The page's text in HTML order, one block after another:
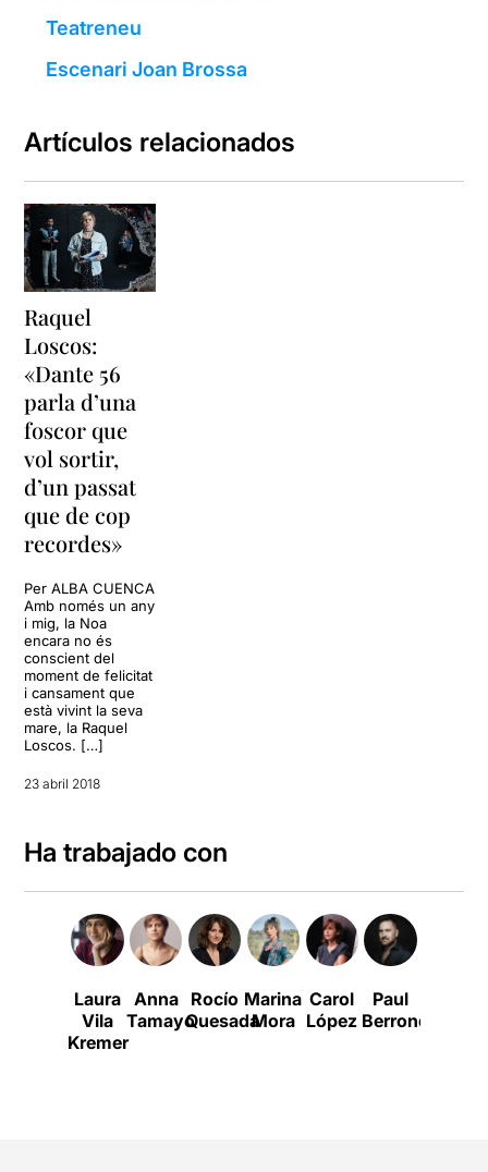
Teatreneu
Escenari Joan Brossa
Artículos relacionados
Raquel
Loscos:
«Dante 56
parla d’una
foscor que
vol sortir,
d’un passat
que de cop
recordes»
Per ALBA CUENCA
Amb només un any
i mig, la Noa
encara no és
conscient del
moment de felicitat
i cansament que
està vivint la seva
mare, la Raquel
Loscos. […]
23 abril 2018
Ha trabajado con
Laura
Vila
Kremer
Anna
Tamayo
Rocío
Quesada
Marina
Mora
Carol
López
Paul
BerrondoRoldán